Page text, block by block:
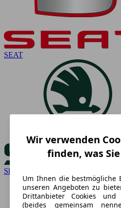
SEAT
Skoda
Wir verwenden
finden, was
Um Ihnen die bestmögliche
unseren Angeboten zu
Drittanbieter Cookies und
(beides gemeinsam